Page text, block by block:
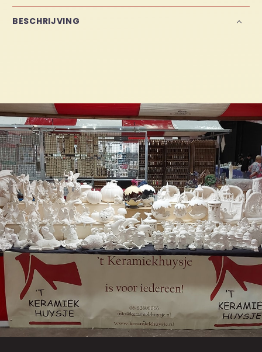
BESCHRIJVING